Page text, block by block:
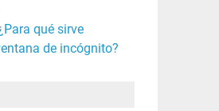
qué sirve
de incógnito?